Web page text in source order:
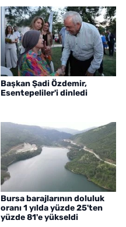
Başkan Şadi Özdemir,
Esentepeliler'i dinledi
Bursa barajlarının doluluk
oranı 1 yılda yüzde 25'ten
yüzde 81'e yükseldi